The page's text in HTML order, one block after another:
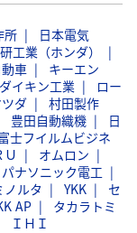
所
日本電気
工業（ホンダ）
車
キーエン
ダイキン工業
ロー
ダ
村田製作
豊田自動織機
日
士フイルムビジネ
Ｕ
オムロン
パナソニック電工
ノルタ YKK
セ
AP
タカラトミ
ＩＨＩ